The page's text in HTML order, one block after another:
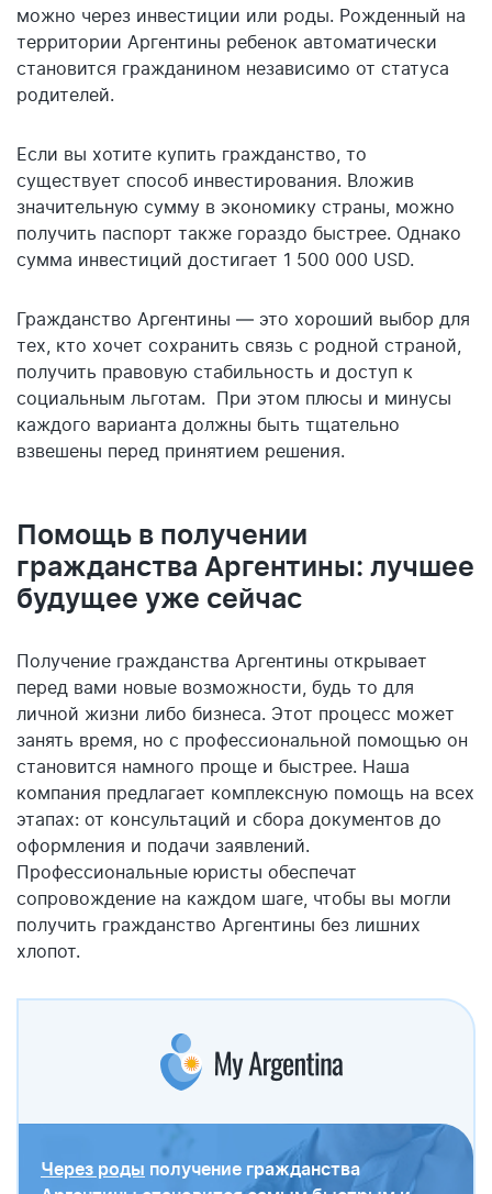
можно через инвестиции или роды. Рожденный на
территории Аргентины ребенок автоматически
становится гражданином независимо от статуса
родителей.
Если вы хотите купить гражданство, то
существует способ инвестирования. Вложив
значительную сумму в экономику страны, можно
получить паспорт также гораздо быстрее. Однако
сумма инвестиций достигает 1 500 000 USD.
Гражданство Аргентины — это хороший выбор для
тех, кто хочет сохранить связь с родной страной,
получить правовую стабильность и доступ к
социальным льготам. При этом плюсы и минусы
каждого варианта должны быть тщательно
взвешены перед принятием решения.
Помощь в получении
гражданства Аргентины: лучшее
будущее уже сейчас
Получение гражданства Аргентины открывает
перед вами новые возможности, будь то для
личной жизни либо бизнеса. Этот процесс может
занять время, но с профессиональной помощью он
становится намного проще и быстрее. Наша
компания предлагает комплексную помощь на всех
этапах: от консультаций и сбора документов до
оформления и подачи заявлений.
Профессиональные юристы обеспечат
сопровождение на каждом шаге, чтобы вы могли
получить гражданство Аргентины без лишних
хлопот.
Через роды получение гражданства